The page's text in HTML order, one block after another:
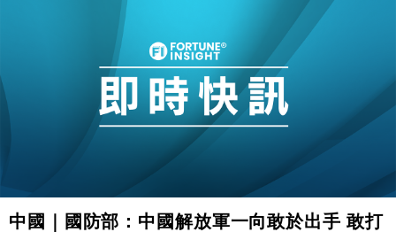
中國｜國防部：中國解放軍一向敢於出手 敢打